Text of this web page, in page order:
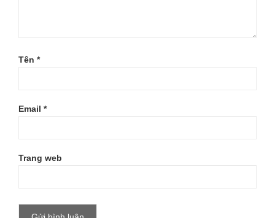
Tên *
Email *
Trang web